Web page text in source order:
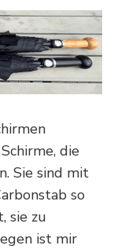
die
Sie sind mit
so
sie zu
ist mir